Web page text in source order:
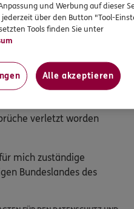
Gebrauch machen,
die Verarbeitung Ihrer
verletzt worden
mich zuständige
Bundeslandes des
und Werbung auf dieser
über den Button "Tool-
Tools finden Sie unter
Alle akzeptieren